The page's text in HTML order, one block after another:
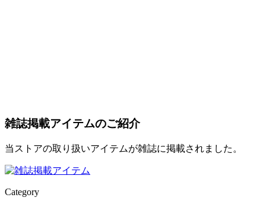
雑誌掲載アイテムのご紹介
当ストアの取り扱いアイテムが雑誌に掲載されました。
Category